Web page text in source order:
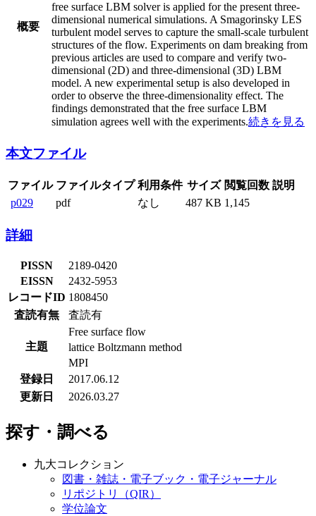
概要
free surface LBM solver is applied for the present three-
dimensional numerical simulations. A Smagorinsky LES
turbulent model serves to capture the small-scale turbulent
structures of the flow. Experiments on dam breaking from
previous articles are used to compare and verify two-
dimensional (2D) and three-dimensional (3D) LBM
model. A new experimental setup is also developed in
order to observe the three-dimensionality effect. The
findings demonstrated that the free surface LBM
simulation agrees well with the experiments.続きを見る
本文ファイル
ファイル ファイルタイプ 利用条件 サイズ 閲覧回数 説明
p029
pdf なし 487 KB 1,145
詳細
PISSN
2189-0420
EISSN
2432-5953
レコードID 1808450
査読有無
査読有
主題
Free surface flow
lattice Boltzmann method
MPI
登録日
2017.06.12
更新日
2026.03.27
探す・調べる
九大コレクション
図書・雑誌・電子ブック・電子ジャーナル
リポジトリ（QIR）
学位論文